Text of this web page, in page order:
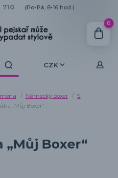
CZK
710 (Po-Pá, 8-16 hod.)
0
Německý boxer
S
„Můj Boxer“
Boxer“